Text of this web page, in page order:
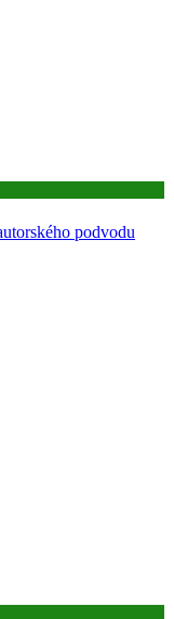
podvodu